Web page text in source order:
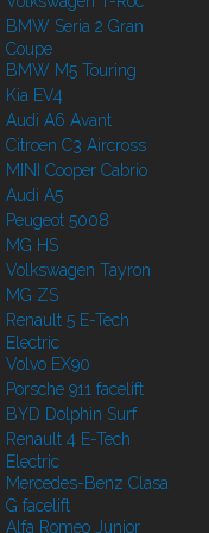
BMW Seria 2 Gran
Coupe
BMW M5 Touring
Kia EV4
Audi A6 Avant
Citroen C3 Aircross
MINI Cooper Cabrio
Audi A5
Peugeot 5008
MG HS
Volkswagen Tayron
MG ZS
Renault 5 E-Tech
Electric
Volvo EX90
Porsche 911 facelift
BYD Dolphin Surf
Renault 4 E-Tech
Electric
Mercedes-Benz Clasa
G facelift
Alfa Romeo Junior